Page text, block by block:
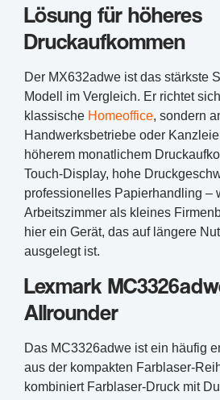
Lösung für höheres
Druckaufkommen
Der MX632adwe ist das stärkste
Modell im Vergleich. Er richtet
klassische Homeoffice, sondern
Handwerksbetriebe oder
höherem monatlichem
Touch-Display, hohe
professionelles Papierhandling –
Arbeitszimmer als kleines
hier ein Gerät, das auf längere
ausgelegt ist.
Lexmark
Allrounder
Das MC3326adwe ist ein häufig
aus der kompakten Farblaser-
kombiniert Farblaser-Druck mit